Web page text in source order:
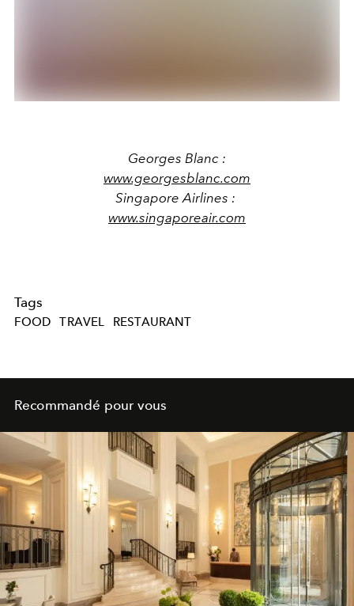
Georges Blanc :
www.georgesblanc.com
Singapore Airlines :
www.singaporeair.com
Tags
FOOD TRAVEL RESTAURANT
Recommandé pour vous